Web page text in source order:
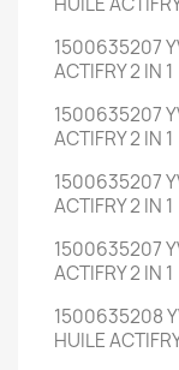
1500635207
ACTIFRY 2 IN 1
1500635207
ACTIFRY 2 IN 1
1500635207
ACTIFRY 2 IN 1
1500635207
ACTIFRY 2 IN 1
1500635208
HUILE